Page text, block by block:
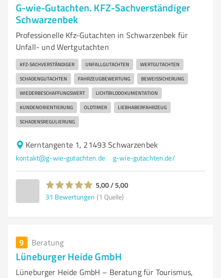
G-wie-Gutachten. KFZ-Sachverständiger
Schwarzenbek
Professionelle Kfz-Gutachten in Schwarzenbek für
Unfall- und Wertgutachten
KFZ-SACHVERSTÄNDIGER UNFALLGUTACHTEN WERTGUTACHTEN
SCHADENGUTACHTEN FAHRZEUGBEWERTUNG BEWEISSICHERUNG
WIEDERBESCHAFFUNGSWERT LICHTBILDDOKUMENTATION
KUNDENORIENTIERUNG OLDTIMER LIEBHABERFAHRZEUG
SCHADENSREGULIERUNG
Kerntangente 1, 21493 Schwarzenbek
kontakt@g-wie-gutachten.de g-wie-gutachten.de/
5,00 / 5,00
31 Bewertungen (1 Quelle)
9 Beratung
Lüneburger Heide GmbH
Lüneburger Heide GmbH – Beratung für Tourismus,